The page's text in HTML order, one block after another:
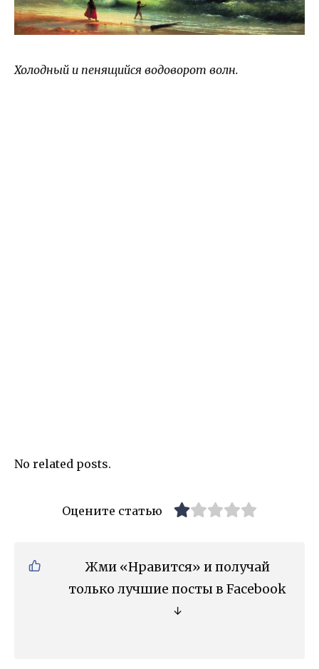
Холодный и пенящийся водоворот волн.
No related posts.
Оцените статью
Жми «Нравится» и получай
только лучшие посты в Facebook
↓